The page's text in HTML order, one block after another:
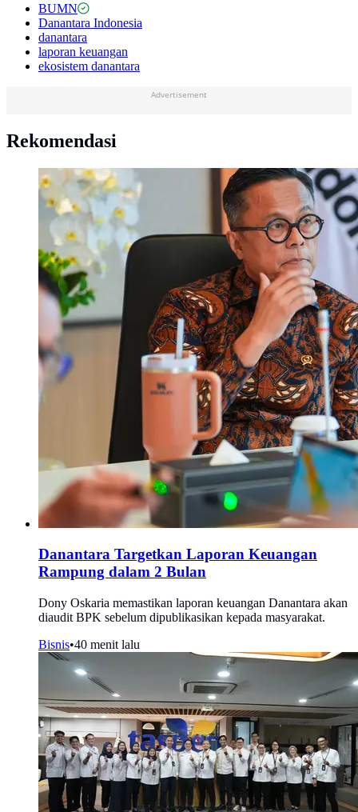
BUMN
Danantara Indonesia
danantara
laporan keuangan
ekosistem danantara
Advertisement
Rekomendasi
Danantara Targetkan Laporan Keuangan
Rampung dalam 2 Bulan
Dony Oskaria memastikan laporan keuangan Danantara akan
diaudit BPK sebelum dipublikasikan kepada masyarakat.
Bisnis•40 menit lalu